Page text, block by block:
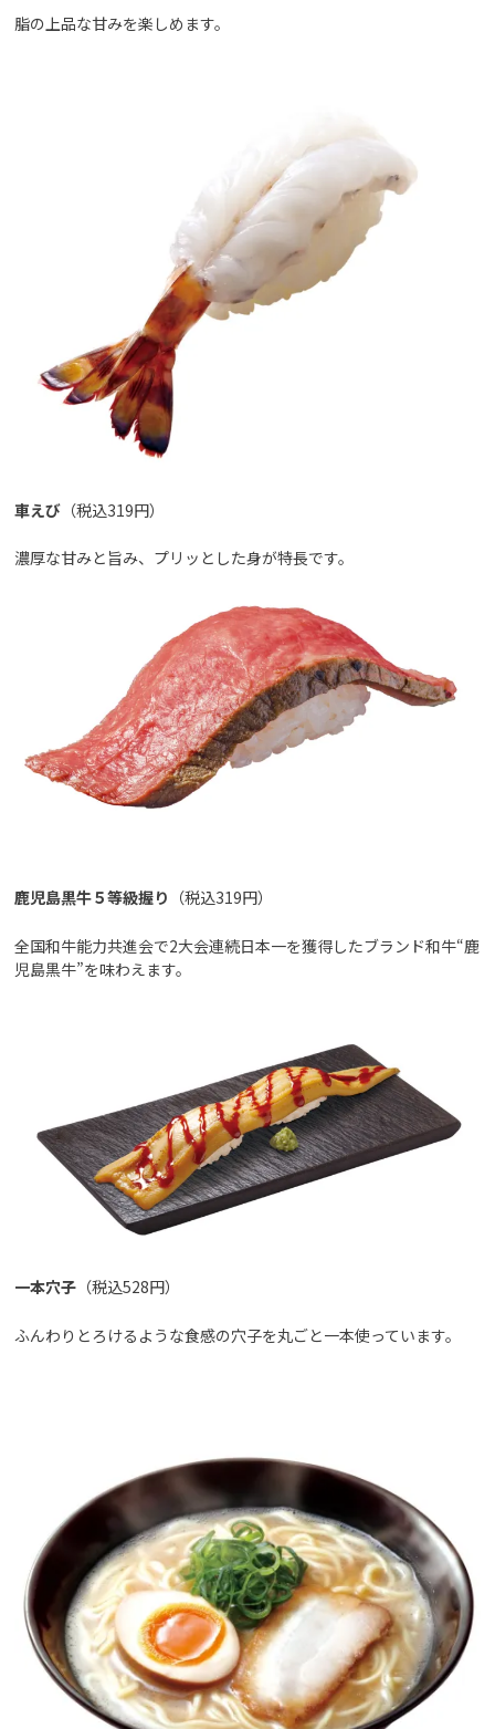
脂の上品な甘みを楽しめます。
車えび （税込319円）
濃厚な甘みと旨み、プリッとした身が特長です。
鹿児島黒牛５等級握り （税込319円）
全国和牛能力共進会で2大会連続日本一を獲得したブランド和牛“鹿
児島黒牛”を味わえます。
一本穴子 （税込528円）
ふんわりとろけるような食感の穴子を丸ごと一本使っています。